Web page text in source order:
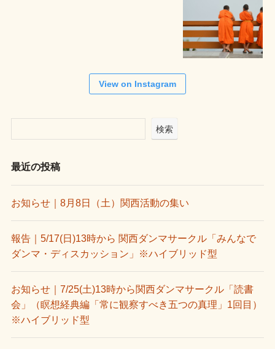
View on Instagram
検索
最近の投稿
お知らせ｜8月8日（土）関西活動の集い
報告｜5/17(日)13時から 関西ダンマサークル「みんなで
ダンマ・ディスカッション」※ハイブリッド型
お知らせ｜7/25(土)13時から関西ダンマサークル「読書
会」（瞑想経典編「常に観察すべき五つの真理」1回目）
※ハイブリッド型